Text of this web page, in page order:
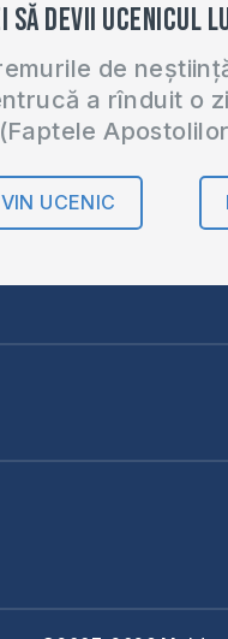
să devii ucenicul
de
a rînduit o
(Faptele
UCENIC